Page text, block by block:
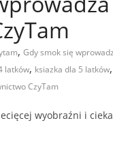
, Gdy smok się
latków, ksiazka dla 5 latków,
CzyTam
wyobraźni i